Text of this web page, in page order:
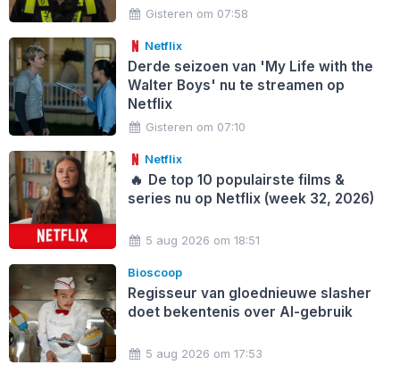
Gisteren om 07:58
Netflix
Derde seizoen van 'My Life with the
Walter Boys' nu te streamen op
Netflix
Gisteren om 07:10
Netflix
🔥 De top 10 populairste films &
series nu op Netflix (week 32, 2026)
5 aug 2026 om 18:51
Bioscoop
Regisseur van gloednieuwe slasher
doet bekentenis over AI-gebruik
5 aug 2026 om 17:53